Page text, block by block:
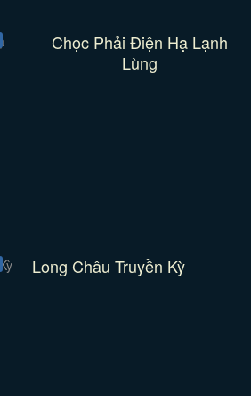
Chọc Phải Điện Hạ Lạnh
Lùng
Long Châu Truyền Kỳ